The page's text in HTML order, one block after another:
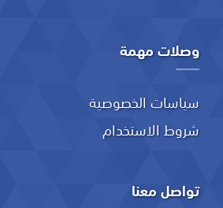
وصلات مهمة
سياسات الخصوصية
شروط الاستخدام
تواصل معنا